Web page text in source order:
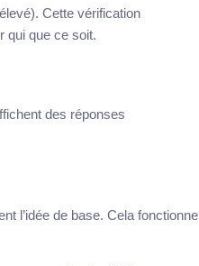
Cette vérification
qui que ce soit.
des réponses
l’idée de base. Cela fonctionne